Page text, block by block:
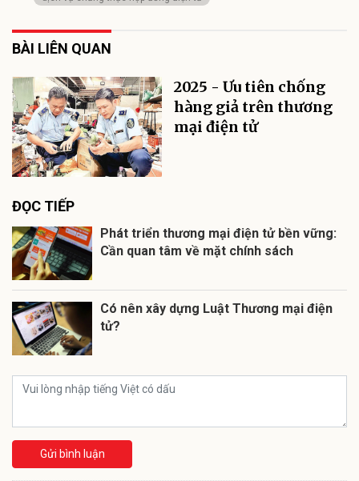
BÀI LIÊN QUAN
2025 - Ưu tiên chống
hàng giả trên thương
mại điện tử
ĐỌC TIẾP
Phát triển thương mại điện tử bền vững:
Cần quan tâm về mặt chính sách
Có nên xây dựng Luật Thương mại điện
tử?
Gửi bình luận